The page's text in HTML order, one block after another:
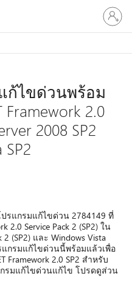
ลงชื่อ
เข้า
บัญชี
ก้ไขด่วนพร้อม
2.0
2008 SP2
รแกรมแก้ไขด่วน 2784149 ที่
2.0 Service Pack 2 (SP2) ใน
2 (SP2) และ Windows Vista
รแกรมแก้ไขด่วนนี้พร้อมแล้วเพื่อ
Framework 2.0 SP2 สําหรับ
รมแก้ไขด่วนแก้ไข โปรดดูส่วน